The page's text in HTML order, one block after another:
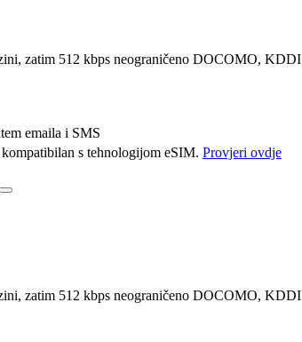
zatim 512 kbps neograničeno DOCOMO, KDDI
emaila i SMS
s tehnologijom eSIM. Provjeri ovdje
zatim 512 kbps neograničeno DOCOMO, KDDI